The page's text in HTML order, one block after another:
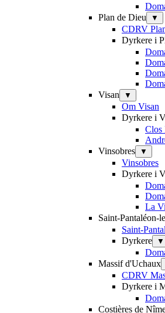
Plan de Dieu
▼
CDRV
Dyrkere i
Visan
▼
Om Visan
Dyrkere i
Clos
Vinsobres
▼
Vinsobres
Dyrkere i
La
Saint-Pantaléon-
Saint-
Dyrkere
▼
Massif d'Uchaux
CDRV
Dyrkere i
Costières de